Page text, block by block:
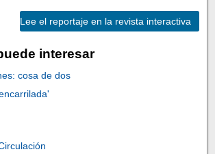
Lee el reportaje en la revista interactiva
interesar
cosa de dos